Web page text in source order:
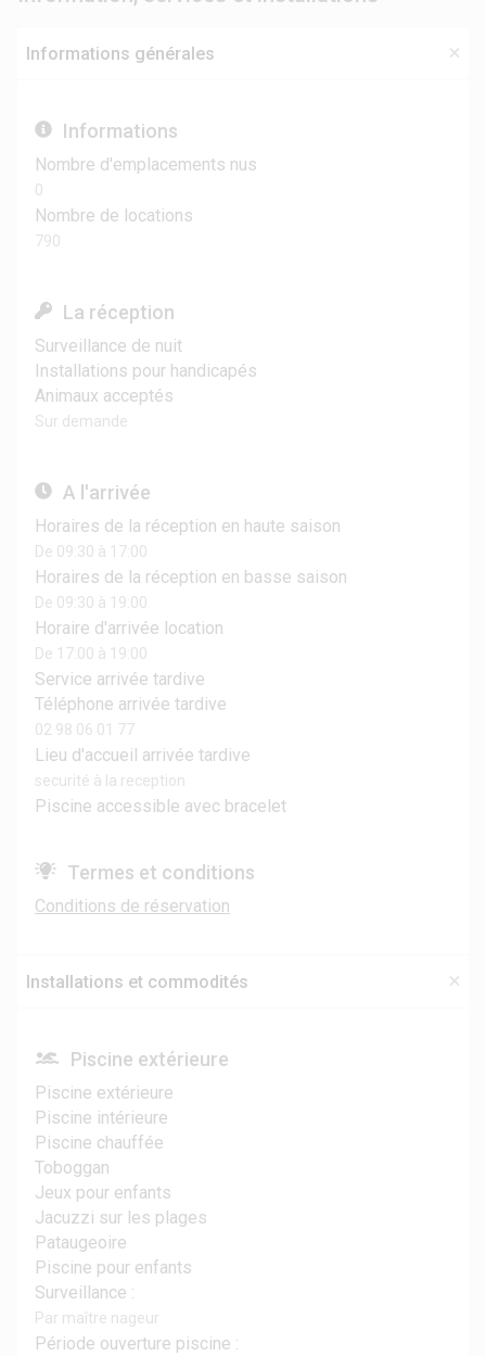
Informations générales
Informations
Nombre d'emplacements nus
0
Nombre de locations
790
La réception
Surveillance de nuit
Installations pour handicapés
Animaux acceptés
Sur demande
A l'arrivée
Horaires de la réception en haute saison
De 09:30 à 17:00
Horaires de la réception en basse saison
De 09:30 à 19:00
Horaire d'arrivée location
De 17:00 à 19:00
Service arrivée tardive
Téléphone arrivée tardive
02 98 06 01 77
Lieu d'accueil arrivée tardive
securité à la reception
Piscine accessible avec bracelet
Termes et conditions
Conditions de réservation
Installations et commodités
Piscine extérieure
Piscine extérieure
Piscine intérieure
Piscine chauffée
Toboggan
Jeux pour enfants
Jacuzzi sur les plages
Pataugeoire
Piscine pour enfants
Surveillance :
Par maître nageur
Période ouverture piscine :